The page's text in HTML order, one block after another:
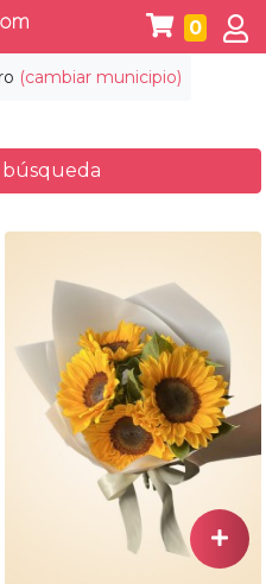
(cambiar municipio)
0